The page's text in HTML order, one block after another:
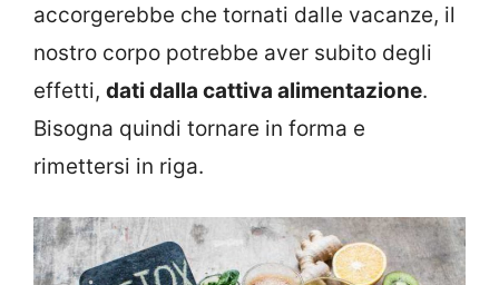
accorgerebbe che tornati dalle vacanze, il
nostro corpo potrebbe aver subito degli
effetti, dati dalla cattiva alimentazione.
Bisogna quindi tornare in forma e
rimettersi in riga.